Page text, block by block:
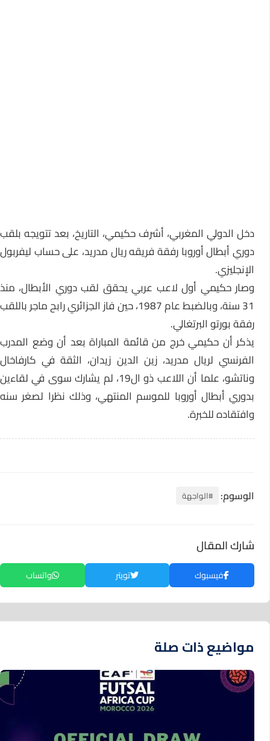
دخل الدولي المغربي، أشرف حكيمي، التاريخ، بعد تتويجه بلقب
دوري أبطال أوروبا رفقة فريقه ريال مدريد، على حساب ليفربول
الإنجليزي.
وصار حكيمي أول لاعب عربي يحقق لقب دوري الأبطال، منذ
31 سنة، وبالضبط عام 1987، حين فاز الجزائري رابح ماجر باللقب
رفقة بورتو البرتغالي.
يذكر أن حكيمي خرج من قائمة المباراة بعد أن وضع المدرب
الفرنسي لريال مدريد، زين الدين زيدان، الثقة في كارفاخال
وناتشو، علما أن اللاعب ذو ال19، لم يشارك سوى في لقاءين
بدوري أبطال أوروبا للموسم المنتهي، وذلك نظرا لصغر سنه
وافتقاده للخبرة.
الوسوم: #الواجهة
شارك المقال
فيسبوك تويتر واتساب
مواضيع ذات صلة